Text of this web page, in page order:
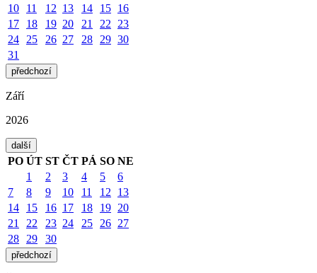
10
11 12 13 14 15 16
17
18 19 20 21 22 23
24 25 26 27 28 29 30
31
předchozí
Září
2026
další
PO ÚT ST ČT PÁ SO NE
1
2 3 4 5
6
7
8 9 10 11 12 13
14
15 16 17 18 19 20
21
22 23 24 25 26 27
28 29 30
předchozí